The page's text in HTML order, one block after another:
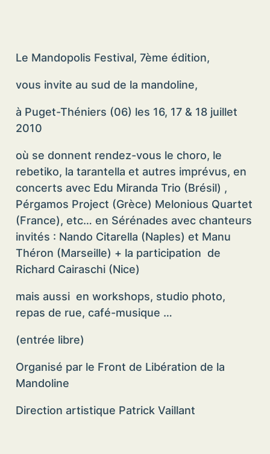
Le Mandopolis Festival, 7ème édition,
vous invite au sud de la mandoline,
à Puget-Théniers (06) les 16, 17 & 18 juillet
2010
où se donnent rendez-vous le choro, le
rebetiko, la tarantella et autres imprévus, en
concerts avec Edu Miranda Trio (Brésil) ,
Pérgamos Project (Grèce) Melonious Quartet
(France), etc… en Sérénades avec chanteurs
invités : Nando Citarella (Naples) et Manu
Théron (Marseille) + la participation de
Richard Cairaschi (Nice)
mais aussi en workshops, studio photo,
repas de rue, café-musique …
(entrée libre)
Organisé par le Front de Libération de la
Mandoline
Direction artistique Patrick Vaillant